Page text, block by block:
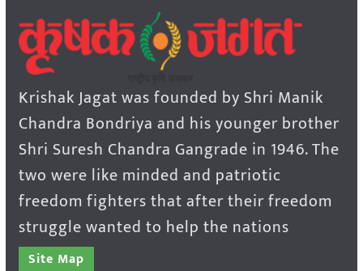
Krishak Jagat was founded by Shri Manik
Chandra Bondriya and his younger brother
Shri Suresh Chandra Gangrade in 1946. The
two were like minded and patriotic
freedom fighters that after their freedom
struggle wanted to help the nations
Site Map